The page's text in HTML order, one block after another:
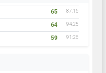
65 87:16
64 94:25
59 91:26